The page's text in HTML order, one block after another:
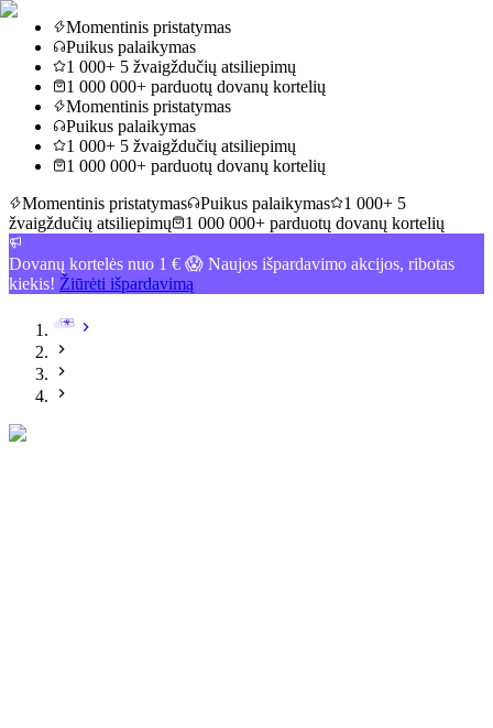
Momentinis pristatymas
Puikus palaikymas
1 000+ 5 žvaigždučių atsiliepimų
1 000 000+ parduotų dovanų kortelių
Momentinis pristatymas
Puikus palaikymas
1 000+ 5 žvaigždučių atsiliepimų
1 000 000+ parduotų dovanų kortelių
Momentinis pristatymas
Puikus palaikymas
1 000+ 5
žvaigždučių atsiliepimų
1 000 000+ parduotų dovanų kortelių
Dovanų kortelės nuo 1 € 😱 Naujos išpardavimo akcijos, ribotas
kiekis! Žiūrėti išpardavimą